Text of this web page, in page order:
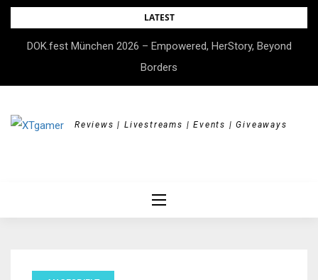
Skip
content
LATEST
DOK.fest München 2026 – Empowered, HerStory, Beyond
Borders
Reviews | Livestreams | Events | Giveaways